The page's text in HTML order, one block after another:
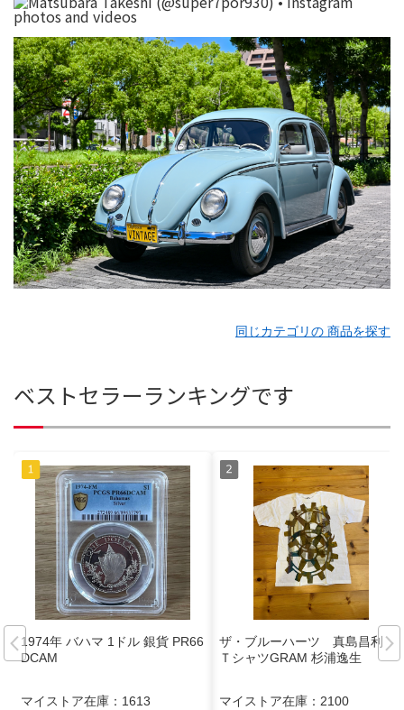
同じカテゴリの 商品を探す
ベストセラーランキングです
1974年 バハマ 1ドル 銀貨 PR66
DCAM
マイストア在庫： 1613
ザ・ブルーハーツ 真島昌利
ＴシャツGRAM 杉浦逸生
マイストア在庫： 2100